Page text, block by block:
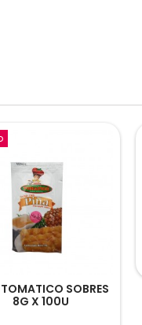
SOBRES
8G X 100U